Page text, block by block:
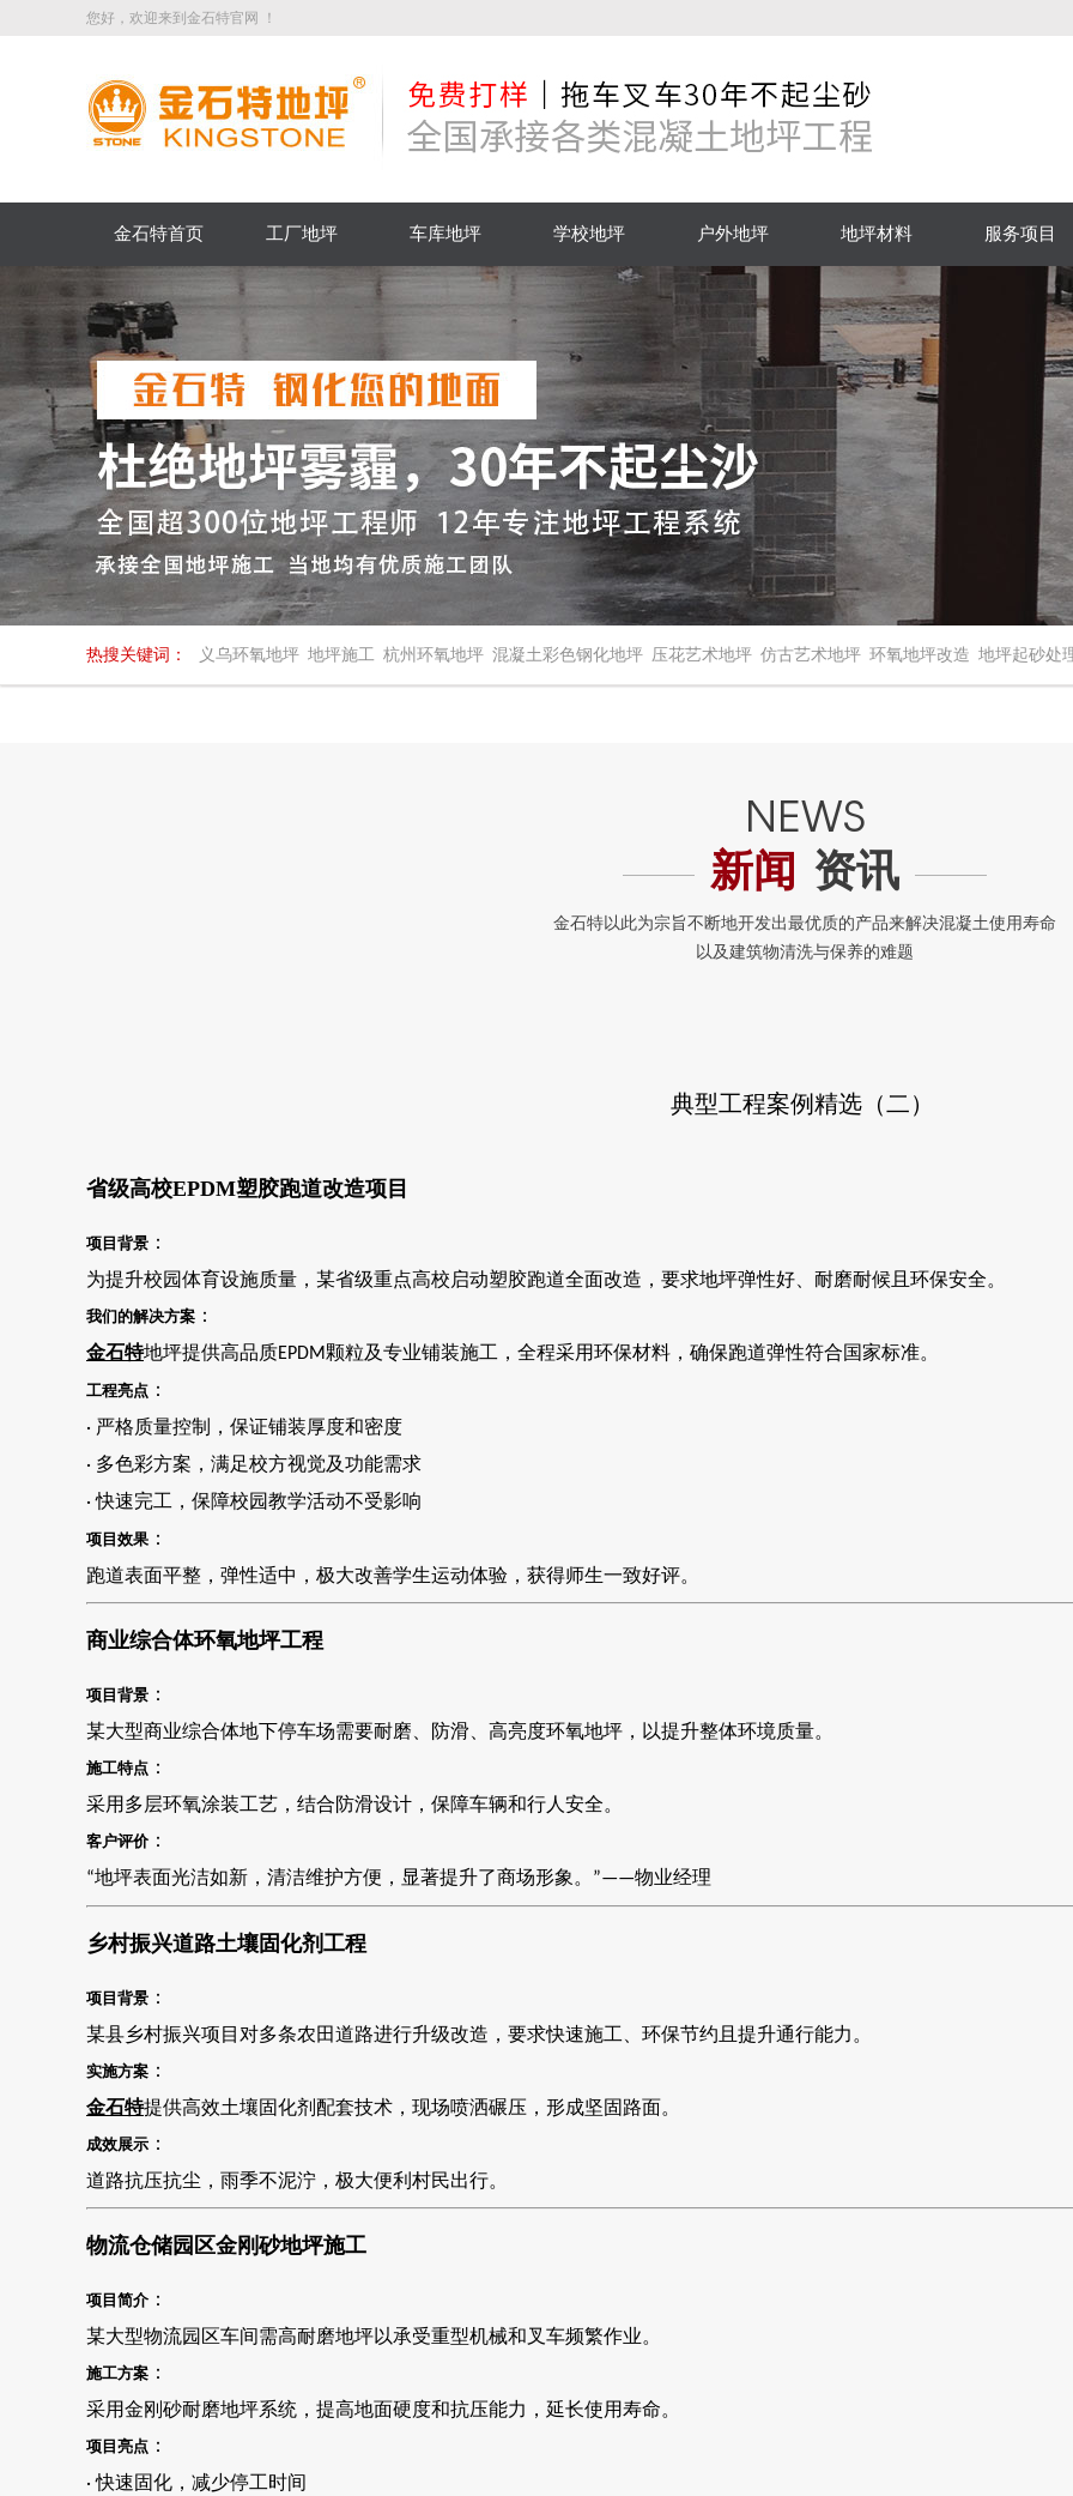
您好，欢迎来到金石特官网 ！
金石特首页 工厂地坪 车库地坪 学校地坪 户外地坪 地坪材料 服务项目
热搜关键词： 义乌环氧地坪 地坪施工 杭州环氧地坪 混凝土彩色钢化地坪 压花艺术地坪 仿古艺术地坪 环氧地坪改造 地坪起砂处
新闻 资讯
典型工程案例精选（二）
省级高校EPDM塑胶跑道改造项目
项目背景 ：
为提升校园体育设施质量，某省级重点高校启动塑胶跑道全面改造，要求地坪弹性好、耐磨耐候且环保安全。
我们的解决方案 ：
金石特地坪提供高品质EPDM颗粒及专业铺装施工，全程采用环保材料，确保跑道弹性符合国家标准。
工程亮点 ：
· 严格质量控制，保证铺装厚度和密度
· 多色彩方案，满足校方视觉及功能需求
·快速完工，保障校园教学活动不受影响
项目效果 ：
跑道表面平整，弹性适中，极大改善学生运动体验，获得师生一致好评。
商业综合体环氧地坪工程
项目背景 ：
某大型商业综合体地下停车场需要耐磨、防滑、高亮度环氧地坪，以提升整体环境质量。
施工特点 ：
采用多层环氧涂装工艺，结合防滑设计，保障车辆和行人安全。
客户评价 ：
“地坪表面光洁如新，清洁维护方便，显著提升了商场形象。 ”——物业经理
乡村振兴道路土壤固化剂工程
项目背景 ：
某县乡村振兴项目对多条农田道路进行升级改造，要求快速施工、环保节约且提升通行能力。
实施方案 ：
金石特提供高效土壤固化剂配套技术，现场喷洒碾压，形成坚固路面。
成效展示 ：
道路抗压抗尘，雨季不泥泞，极大便利村民出行。
物流仓储园区金刚砂地坪施工
项目简介 ：
某大型物流园区车间需高耐磨地坪以承受重型机械和叉车频繁作业。
施工方案 ：
采用金刚砂耐磨地坪系统，提高地面硬度和抗压能力，延长使用寿命。
项目亮点 ：
·快速固化，减少停工时间